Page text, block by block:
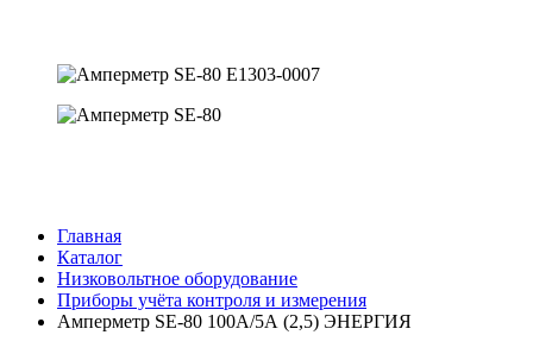
Главная
Каталог
Низковольтное оборудование
Приборы учёта контроля и измерения
Амперметр SE-80 100А/5А (2,5) ЭНЕРГИЯ